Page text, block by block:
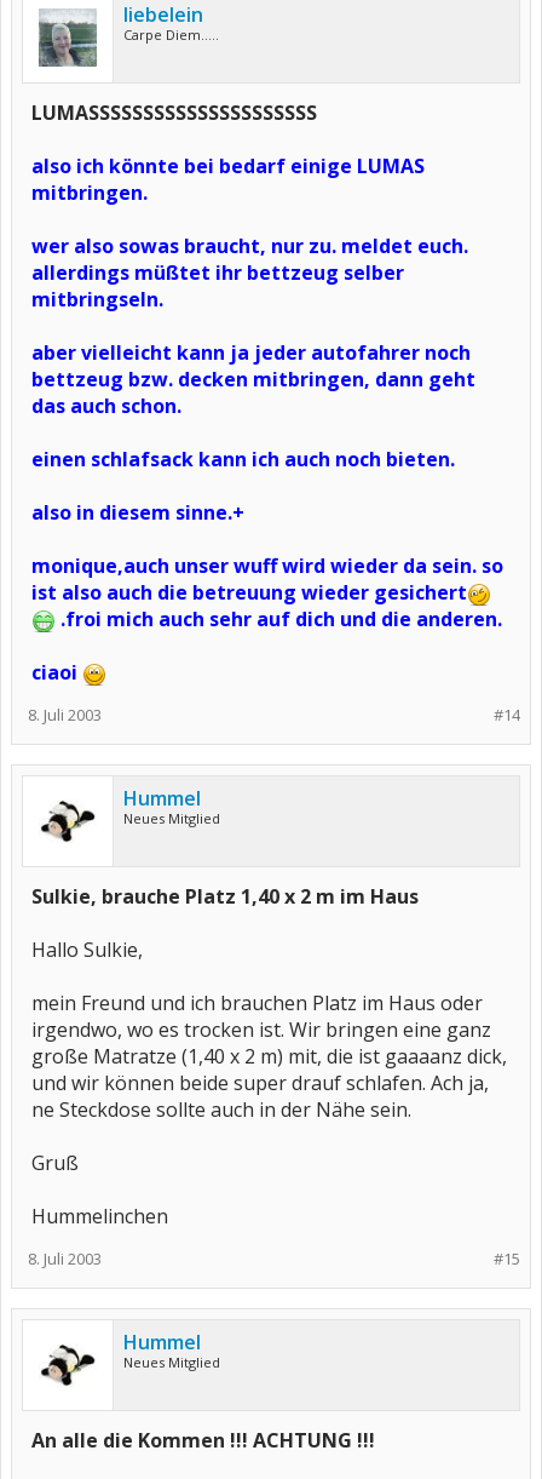
liebelein
Carpe Diem.....
LUMASSSSSSSSSSSSSSSSSSSSS
also ich könnte bei bedarf einige LUMAS
mitbringen.
wer also sowas braucht, nur zu. meldet euch.
allerdings müßtet ihr bettzeug selber
mitbringseln.
aber vielleicht kann ja jeder autofahrer noch
bettzeug bzw. decken mitbringen, dann geht
das auch schon.
einen schlafsack kann ich auch noch bieten.
also in diesem sinne.+
monique,auch unser wuff wird wieder da sein. so
ist also auch die betreuung wieder gesichert
.froi mich auch sehr auf dich und die anderen.
ciaoi
#14
8. Juli 2003
Hummel
Neues Mitglied
Sulkie, brauche Platz 1,40 x 2 m im Haus
Hallo Sulkie,
mein Freund und ich brauchen Platz im Haus oder
irgendwo, wo es trocken ist. Wir bringen eine ganz
große Matratze (1,40 x 2 m) mit, die ist gaaaanz dick,
und wir können beide super drauf schlafen. Ach ja,
ne Steckdose sollte auch in der Nähe sein.
Gruß
Hummelinchen
#15
8. Juli 2003
Hummel
Neues Mitglied
An alle die Kommen !!! ACHTUNG !!!